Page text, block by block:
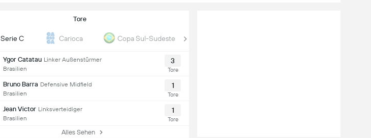
Tore
Serie C Carioca Copa Sul-Sudeste
Ygor Catatau Linker Außenstürmer
Brasilien
3
Tore
Bruno Barra Defensive Midfield
Brasilien
1
Tore
Jean Victor Linksverteidiger
Brasilien
1
Tore
Alles Sehen